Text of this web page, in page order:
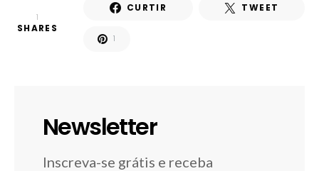
1
SHARES
CURTIR TWEET
1
Newsletter
Inscreva-se grátis e receba